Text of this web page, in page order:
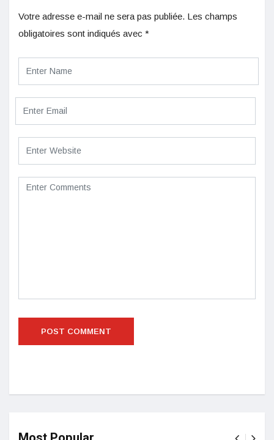
Votre adresse e-mail ne sera pas publiée. Les champs
obligatoires sont indiqués avec *